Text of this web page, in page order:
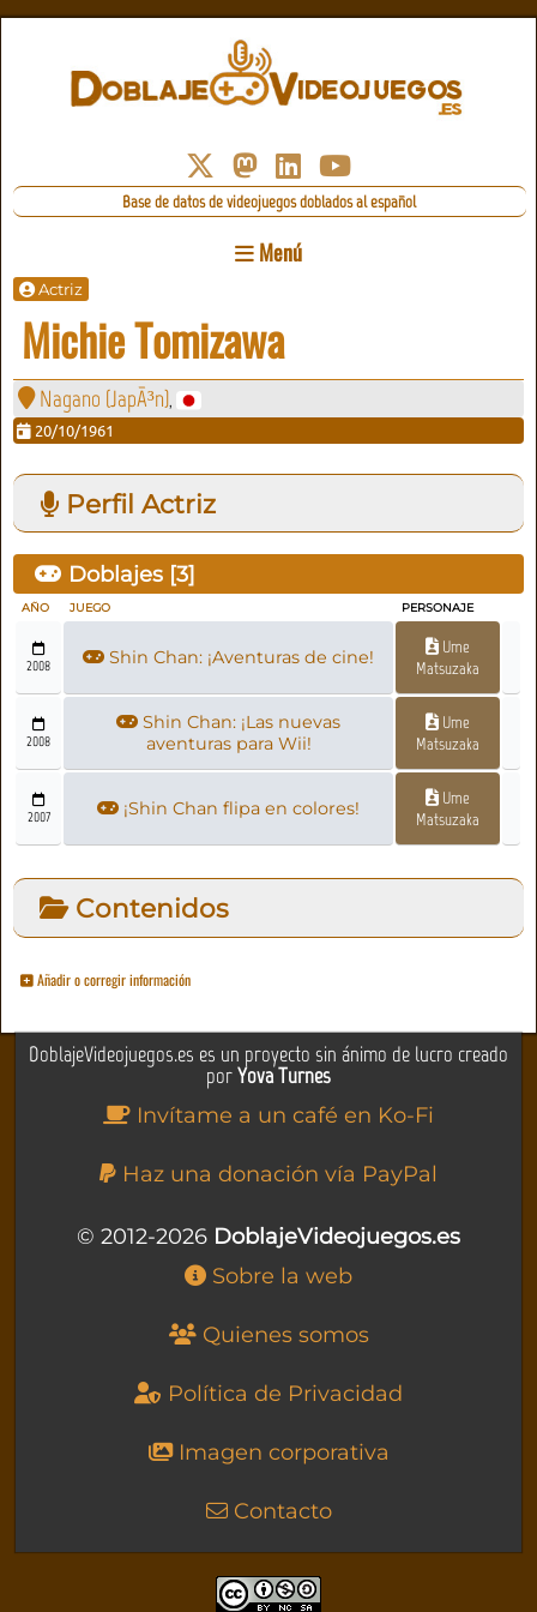
Base de datos de videojuegos doblados al español
Menú
Actriz
Michie Tomizawa
Nagano (JapÃ³n),
20/10/1961
Perfil Actriz
Doblajes [3]
AÑO JUEGO PERSONAJE
2008 Shin Chan: ¡Aventuras de cine!
Ume
Matsuzaka
2008
Shin Chan: ¡Las nuevas
aventuras para Wii!
Ume
Matsuzaka
2007 ¡Shin Chan flipa en colores!
Ume
Matsuzaka
Contenidos
Añadir o corregir información
DoblajeVideojuegos.es es un proyecto sin ánimo de lucro creado
porYova Turnes
Invítame a un café en Ko-Fi
Haz una donación vía PayPal
© 2012-2026 DoblajeVideojuegos.es
Sobre la web
Quienes somos
Política de Privacidad
Imagen corporativa
Contacto